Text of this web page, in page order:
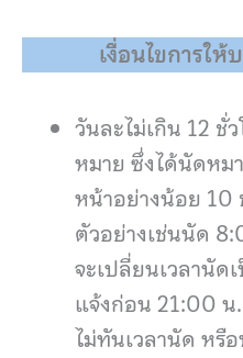
เงื่อนไขการใ
วันละไม่เกิน 12 ชั่
หมาย ซึ่งได้นัดหม
หน้าอย่างน้อย 10
ตัวอย่างเช่นนัด
จะเปลี่ยนเวลานัด
แจ้งก่อน 21:00 น
ไม่ทันเวลานัด หรื